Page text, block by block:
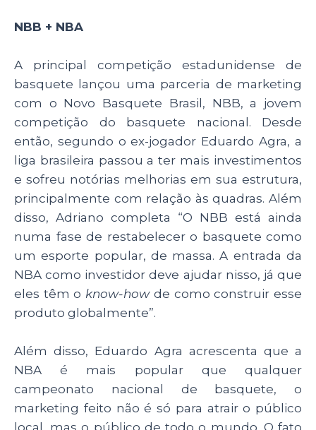
NBB + NBA
A principal competição estadunidense de
basquete lançou uma parceria de marketing
com o Novo Basquete Brasil, NBB, a jovem
competição do basquete nacional. Desde
então, segundo o ex-jogador Eduardo Agra, a
liga brasileira passou a ter mais investimentos
e sofreu notórias melhorias em sua estrutura,
principalmente com relação às quadras. Além
disso, Adriano completa “O NBB está ainda
numa fase de restabelecer o basquete como
um esporte popular, de massa. A entrada da
NBA como investidor deve ajudar nisso, já que
eles têm o know-howde como construir esse
produto globalmente”.
Além disso, Eduardo Agra acrescenta que a
NBA é mais popular que qualquer
campeonato nacional de basquete, o
marketing feito não é só para atrair o público
local, mas o público de todo o mundo. O fato